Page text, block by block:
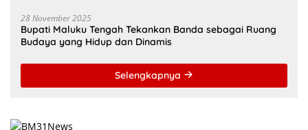
28 November 2025
Bupati Maluku Tengah Tekankan Banda sebagai Ruang
Budaya yang Hidup dan Dinamis
Selengkapnya